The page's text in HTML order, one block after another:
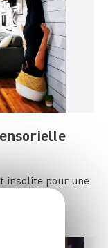
insolite pour une